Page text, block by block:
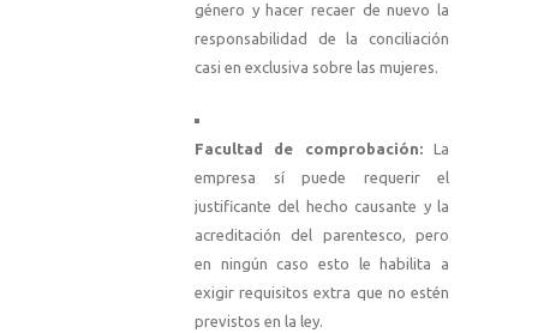
género y hacer recaer de nuevo la
responsabilidad de la conciliación
casi en exclusiva sobre las mujeres.
Facultad de comprobación:La
empresa sí puede requerir el
justificante del hecho causante y la
acreditación del parentesco, pero
en ningún caso esto le habilita a
exigir requisitos extra que no estén
previstos en la ley.